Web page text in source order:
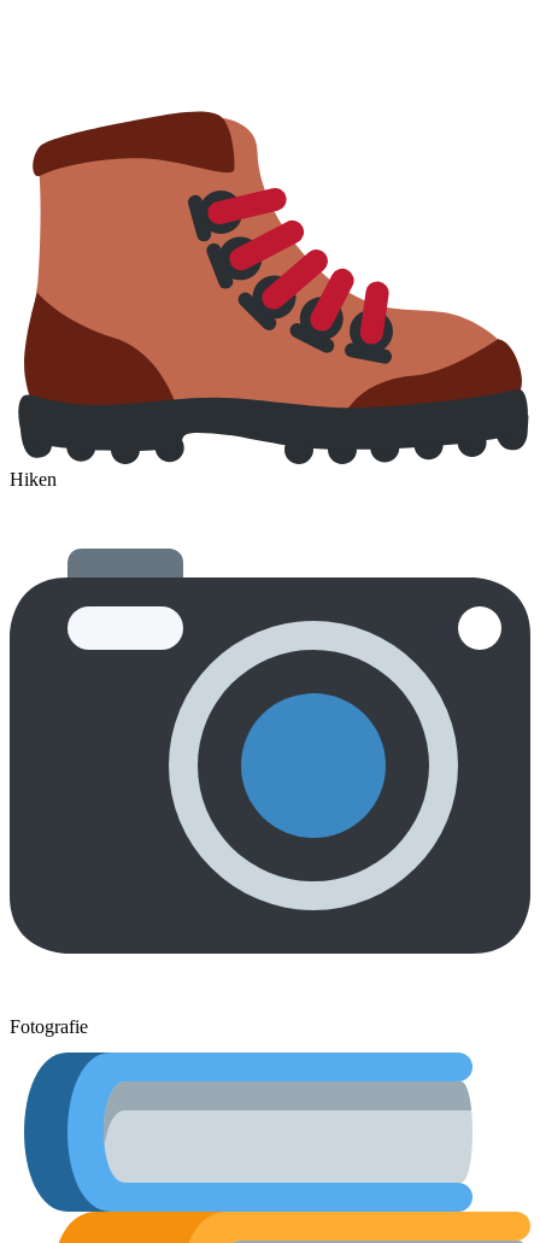
Hiken
Fotografie